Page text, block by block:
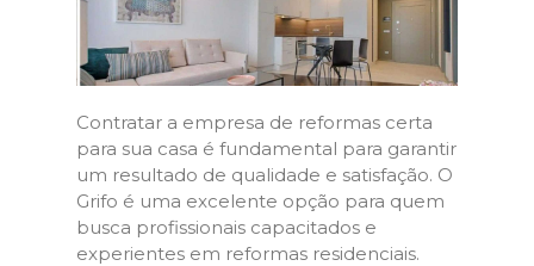
Contratar a empresa de reformas certa
para sua casa é fundamental para garantir
um resultado de qualidade e satisfação. O
Grifo é uma excelente opção para quem
busca profissionais capacitados e
experientes em reformas residenciais.